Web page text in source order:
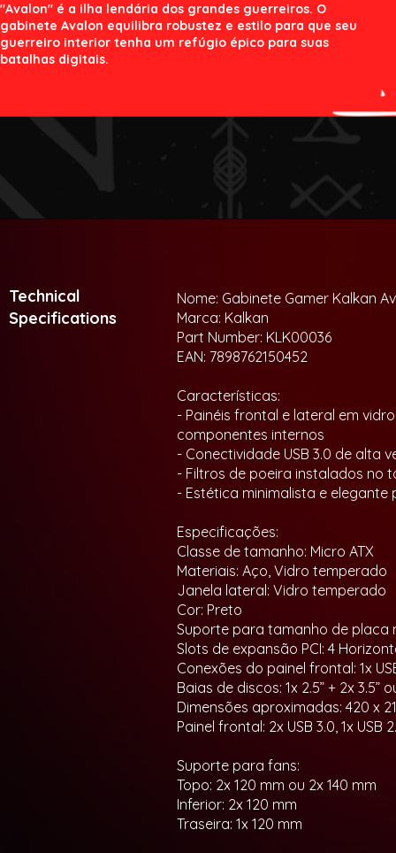
"Avalon" é a ilha lendária dos grandes guerreiros. O
gabinete Avalon equilibra robustez e estilo para que seu
guerreiro interior tenha um refúgio épico para suas
batalhas digitais.
Technical
Specifications
Nome: Gabinete Gamer Kalkan
Marca: Kalkan
Part Number: KLK00036
EAN: 7898762150452
Características:
- Painéis frontal e lateral em
componentes internos
- Conectividade USB 3.0 de alta
- Filtros de poeira instalados no
- Estética minimalista e
Especificações:
Classe de tamanho: Micro ATX
Materiais: Aço, Vidro temperado
Janela lateral: Vidro temperado
Cor: Preto
Suporte para tamanho de placa
Slots de expansão PCI: 4
Conexões do painel frontal: 1x
Baias de discos: 1x 2.5” + 2x 3.5”
Dimensões aproximadas: 420 x
Painel frontal: 2x USB 3.0, 1x USB
Suporte para fans:
Topo: 2x 120 mm ou 2x 140 mm
Inferior: 2x 120 mm
Traseira: 1x 120 mm